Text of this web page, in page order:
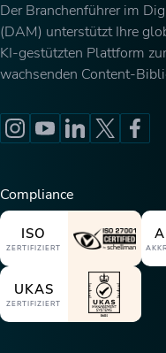
Der Branchenführer im
(DAM) unterstützt Ihre
KI-gestützten Plattform
wachsenden Content-
Compliance
ISO
ZERTIFIZIERT
UKAS
ZERTIFIZIERT